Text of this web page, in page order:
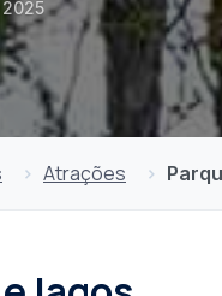
Atrações